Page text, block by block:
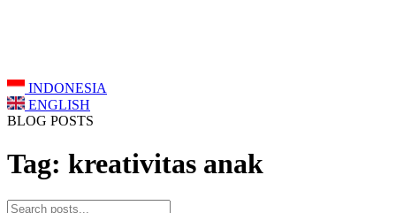
INDONESIA
ENGLISH
BLOG POSTS
Tag: kreativitas anak